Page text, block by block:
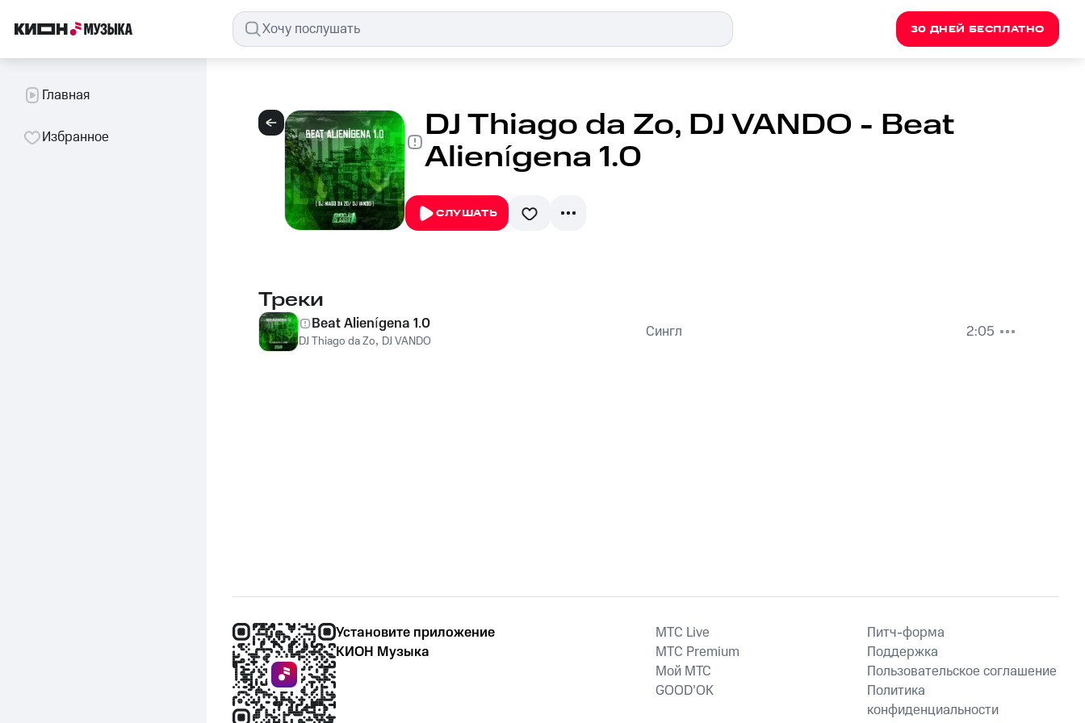
30 ДНЕЙ БЕСПЛАТНО
Главная
Избранное DJ Thiago da Zo, DJ VANDO - Beat
Alienígena 1.0
СЛУШАТЬ
Треки
Beat Alienígena 1.0
DJ Thiago da Zo, DJ VANDO Сингл 2:05
Установите приложение
КИОН Музыка
MTС Live
MTС Premium
Мой МТС
GOOD’OK
Питч-форма
Поддержка
Пользовательское соглашение
Политика
конфиденциальности